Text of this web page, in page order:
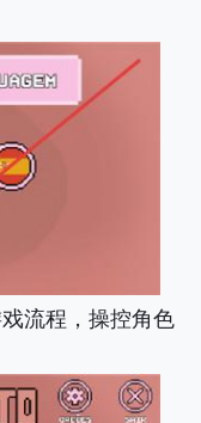
流程，操控角色